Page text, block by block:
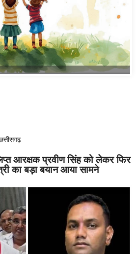
आरक्षक प्रवीण सिंह को लेकर फिर
का बड़ा बयान आया सामने